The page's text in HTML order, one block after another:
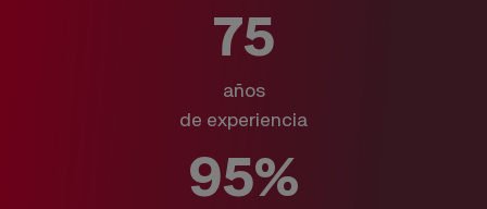
75
años
de experiencia
95%